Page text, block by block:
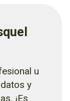
u
y
¡Es